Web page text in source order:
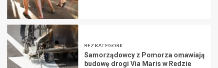
BEZ KATEGORII
Samorządowcy z Pomorza omawiają
budowę drogi Via Maris w Redzie